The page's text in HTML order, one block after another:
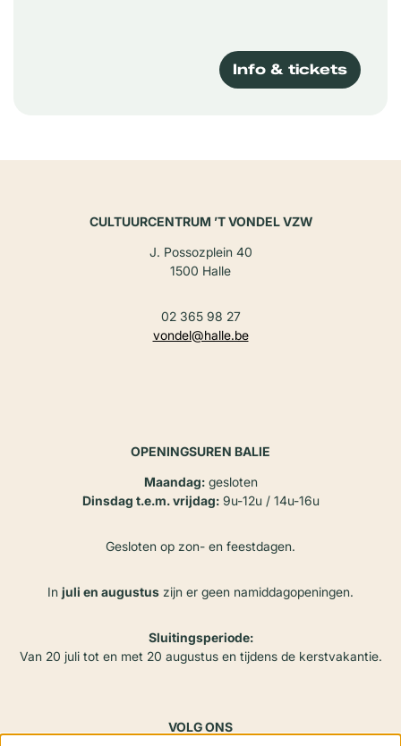
Info & tickets
CULTUURCENTRUM ’T VONDEL VZW
J. Possozplein 40
1500 Halle
02 365 98 27
vondel@halle.be
OPENINGSUREN BALIE
Maandag:gesloten
Dinsdag t.e.m. vrijdag:9u-12u / 14u-16u
Gesloten op zon- en feestdagen.
In juli en augustus zijn er geen namiddagopeningen.
Sluitingsperiode:
Van 20 juli tot en met 20 augustus en tijdens de kerstvakantie.
VOLG ONS